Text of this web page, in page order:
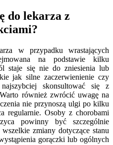
do lekarza z
w przypadku wrastających
na podstawie kilku
staje się nie do zniesienia lub
jak silne zaczerwienienie czy
skonsultować się z
również zwrócić uwagę na
nie przynoszą ulgi po kilku
regularnie. Osoby z chorobami
powinny być szczególnie
wszelkie zmiany dotyczące stanu
gorączki lub ogólnych